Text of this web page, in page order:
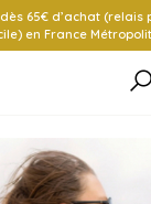
65€ d’achat (relais
en France